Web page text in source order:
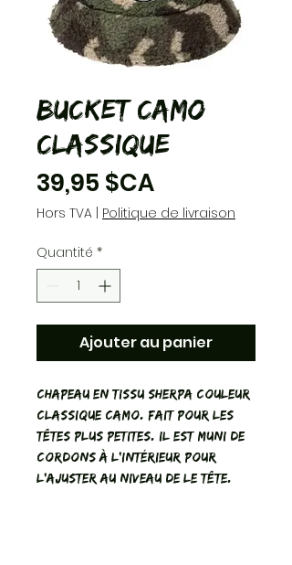
Bucket Camo
Classique
39,95 $CAPrix
Hors TVA Politique de livraison
Quantité *
Ajouter au panier
Chapeau en tissu sherpa couleur
classique camo. Fait pour les
têtes plus petites. Il est muni de
cordons à l’intérieur pour
l’ajuster au niveau de le tête.